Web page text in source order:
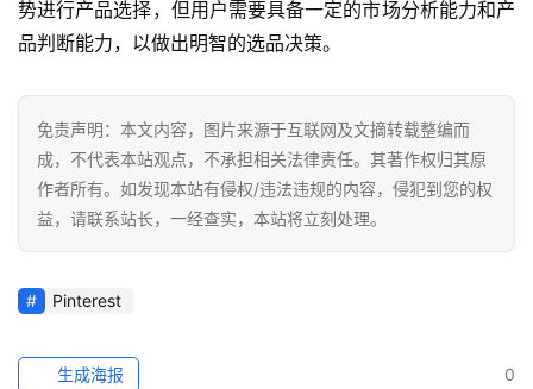
势进行产品选择，但用户需要具备一定的市场分析能力和产
品判断能力，以做出明智的选品决策。
免责声明：本文内容，图片来源于互联网及文摘转载整编而
成，不代表本站观点，不承担相关法律责任。其著作权归其原
作者所有。如发现本站有侵权/违法违规的内容，侵犯到您的权
益，请联系站长，一经查实，本站将立刻处理。
Pinterest
0
生成海报